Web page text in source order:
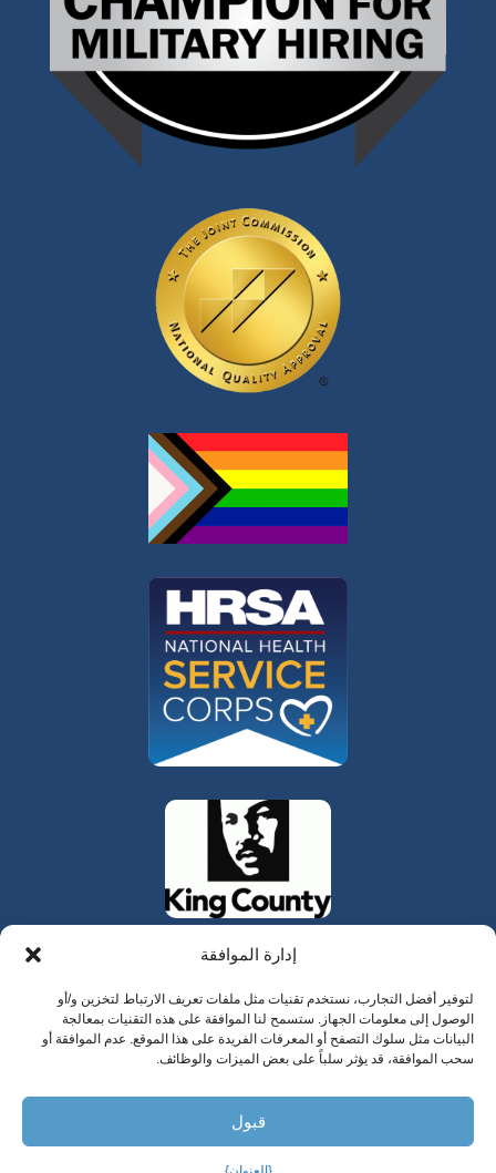
إدارة الموافقة
لتوفير أفضل التجارب، نستخدم تقنيات مثل ملفات تعريف الارتباط لتخزين و/أو
الوصول إلى معلومات الجهاز. ستسمح لنا الموافقة على هذه التقنيات بمعالجة
البيانات مثل سلوك التصفح أو المعرفات الفريدة على هذا الموقع. عدم الموافقة أو
سحب الموافقة، قد يؤثر سلباً على بعض الميزات والوظائف.
قبول
325 W Gowe Street، كينت، واشنطن 98032
حقوق الطبع والنشر 2025 وادي المدن للرعاية الصحية
السلوكية